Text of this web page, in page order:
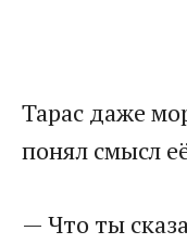
Тарас даже
понял смысл
— Что ты